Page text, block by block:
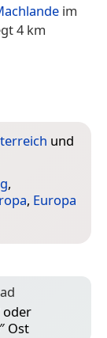
im
4 km
und
,
, Europa
oder
Ost